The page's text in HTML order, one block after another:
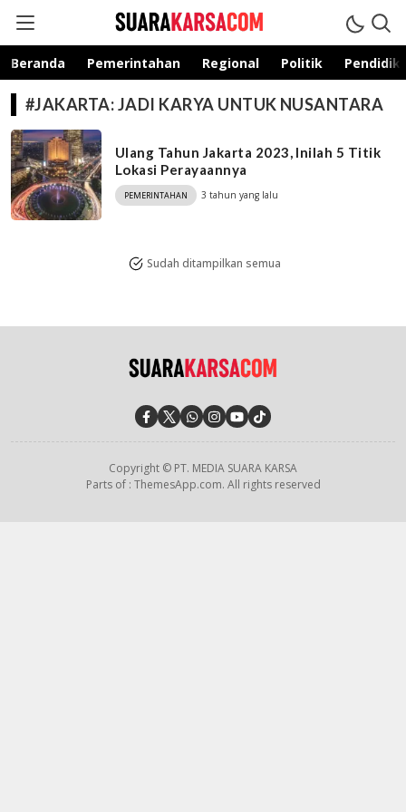
suarakarsa.com
Informasi terpercaya
Beranda Pemerintahan Regional Politik
#JAKARTA: JADI KARYA UNTUK NUSANTARA
Ulang Tahun Jakarta 2023, Inilah 5 Titik
Lokasi Perayaannya
PEMERINTAHAN 3 tahun yang lalu
Sudah ditampilkan semua
Copyright © PT. MEDIA SUARA KARSA
Parts of : ThemesApp.com. All rights reserved